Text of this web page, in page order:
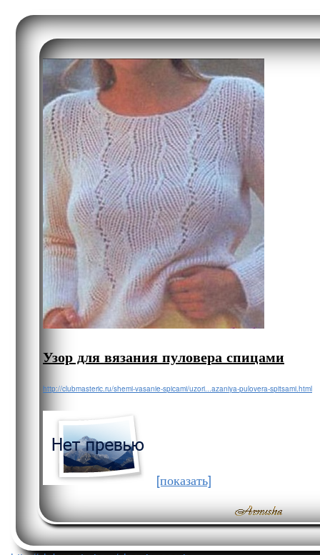
Узор для вязания пуловера спицами
http://clubmasteric.ru/shemi-vasanie-spicami/uzori...azaniya-pulovera-spitsami.html
[показать]